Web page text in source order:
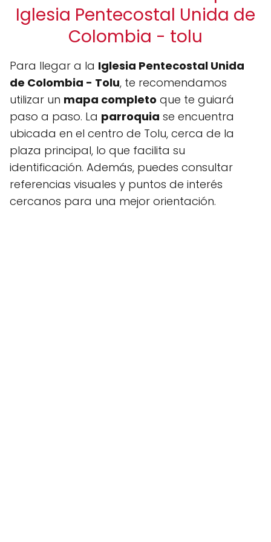
Iglesia Pentecostal Unida de
Colombia - tolu
Para llegar a la Iglesia Pentecostal Unida
de Colombia - Tolu, te recomendamos
utilizar un mapa completo que te guiará
paso a paso. La parroquia se encuentra
ubicada en el centro de Tolu, cerca de la
plaza principal, lo que facilita su
identificación. Además, puedes consultar
referencias visuales y puntos de interés
cercanos para una mejor orientación.